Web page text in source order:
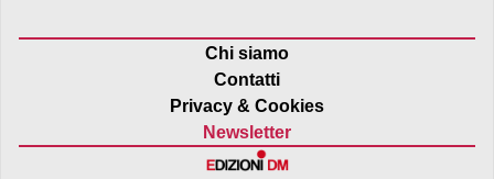
Chi siamo
Contatti
Privacy & Cookies
Newsletter